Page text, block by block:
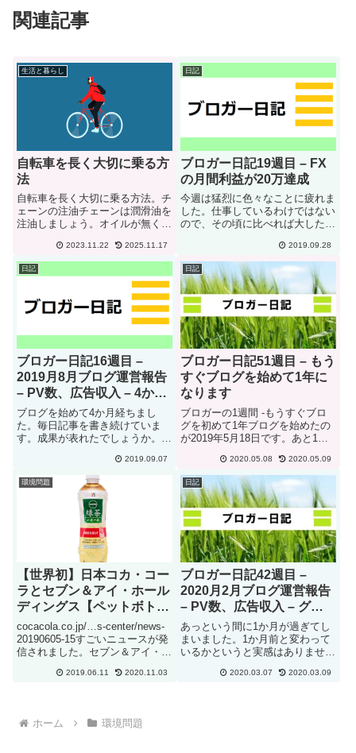
関連記事
生活と暮らし
自転車を長く大切に乗る方
法
自転車を長く大切に乗る方法。チ
ェーンの注油チェーンは潤滑油を
注油しましょう。オイルが無くな
まうと同時に、チェーンのホイー
ルも錆びてしまいます。チェーン
とホイールが錆びたまま使用して
いると、摩耗も激しくなり、漕
ぐ...
2023.11.22 2025.11.17
日記
ブロガー日記19週目 – FX
の月間利益が20万達成
今週は猛烈に色々なことに疲れま
した。仕事しているわけではない
ので、その頃に比べれば大したこ
行かない時はうまくいかないです
ね。今週、最悪だったのは車に傷
つけてしまいました。車の駐車が
もともと苦手です。自分の駐車
場...
2019.09.28
日記
ブロガー日記16週目 –
2019月8月ブログ運営報告
– PV数、広告収入 – 4か月
目でどうなったか
ブログを始めて4か月経ちまし
た。毎日記事を書き続けていま
す。成果が表れたでしょうか。で
たいと思います。2019月8月運営
報告 -PV数、広告収入 訪問回数
アドセンス広告収入5月266無し6
月12301317月2...
2019.09.07
日記
ブロガー日記51週目 – もう
すぐブログを始めて1年に
なります
ブロガーの1週間 -もうすぐブロ
グを初めて1年ブログを始めたの
が2019年5月18日です。あと1週
休まず毎日更新しています。あと
1週間続ければ、365日続けてい
ることになります。来週、改めて
ブログを始めて1年経...
2020.05.08 2020.05.09
環境問題
【世界初】日本コカ・コー
ラとセブン＆アイ・ホール
ディングス【ペットボトル
完全循環】
cocacola.co.jp/…s-center/news-
20190605-15すごいニュースが発
信されました。セブン＆アイ・ホ
回収されるペットボトルをリサイ
2019.06.11 2020.11.03
日記
ブロガー日記42週目 –
2020月2月ブログ運営報告
– PV数、広告収入 – グー
グルから振り込み！！
あっという間に1か月が過ぎてし
まいました。1か月前と変わって
いるかというと実感はありません
ります。では先月のPV数、広告
2020.03.07 2020.03.09
ホーム 環境問題